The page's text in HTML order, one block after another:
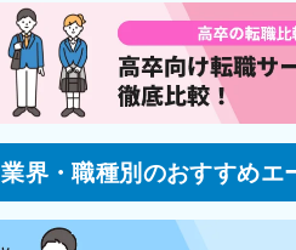
業界・職種別のおすすめエ